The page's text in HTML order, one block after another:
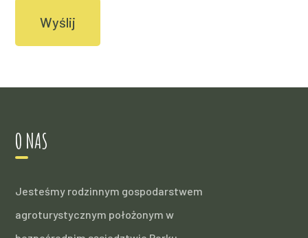
O NAS
Jesteśmy rodzinnym gospodarstwem
agroturystycznym położonym w